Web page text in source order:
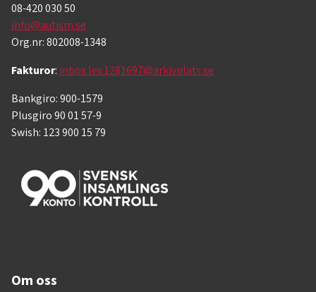
08-420 030 50
info@autism.se
Org.nr: 802008-1348
Fakturor: inbox.lev.1281697@arkivplats.se
Bankgiro: 900-1579
Plusgiro 90 01 57-9
Swish: 123 900 15 79
Om oss